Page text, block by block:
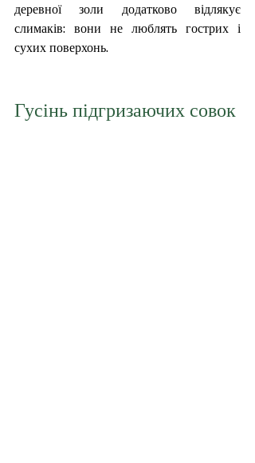
деревної золи додатково відлякує
слимаків: вони не люблять гострих і
сухих поверхонь.
Гусінь підгризаючих совок